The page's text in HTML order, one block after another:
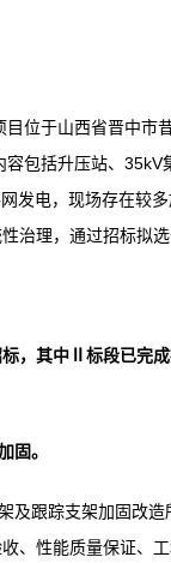
位于山西省晋中
包括升压站、
发电，现场存在较
治理，通过招标拟
，其中Ⅱ标段已完
固。
及跟踪支架加固改
、性能质量保证、